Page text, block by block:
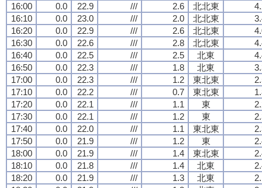
16:00
0.0 22.9 /// 2.6 北北東
16:10
0.0 23.0 /// 2.0 北北東
16:20
0.0 22.9 /// 2.6 北北東
16:30
0.0 22.6 /// 2.8 北北東
16:40
0.0 22.5 /// 2.5 北東
16:50
0.0 22.3 /// 1.8 北東
17:00
0.0 22.3 /// 1.2 東北東
17:10
0.0 22.2 /// 0.7 東北東
17:20
0.0 22.1 /// 1.1 東
17:30
0.0 22.1 /// 1.2 東
17:40
0.0 22.0 /// 1.1 東北東
17:50
0.0 21.9 /// 1.2 東
18:00
0.0 21.9 /// 1.4 東北東
18:10
0.0 21.8 /// 1.4 北東
18:20
0.0 21.9 /// 1.3 北東